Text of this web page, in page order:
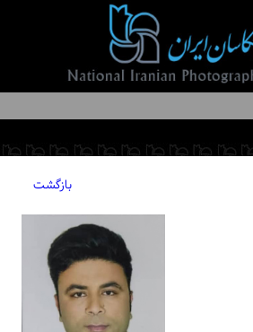
انجمن
انجمن
بازگشت